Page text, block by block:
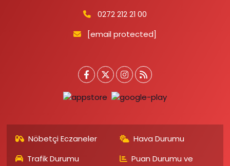
0272 212 21 00
[email protected]
Nöbetçi Eczaneler
Hava Durumu
Trafik Durumu
Puan Durumu ve